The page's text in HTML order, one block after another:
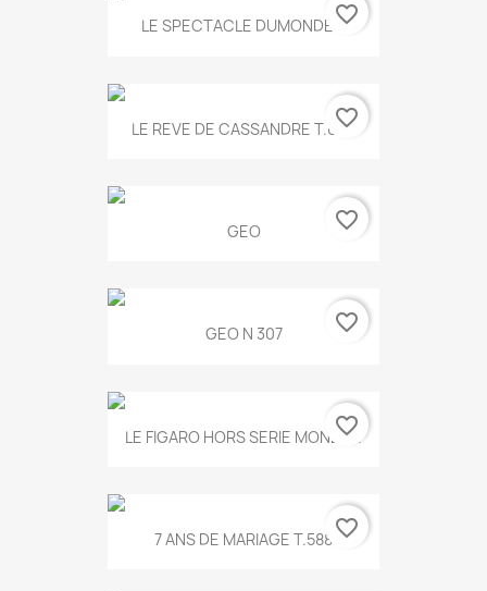
LE SPECTACLE DUMONDE...favorite_border
LE REVE DE CASSANDRE T.634
favorite_border
GEO favorite_border
GEO N 307 favorite_border
LE FIGARO HORS SERIE MONET...
favorite_border
7 ANS DE MARIAGE T.588 favorite_border